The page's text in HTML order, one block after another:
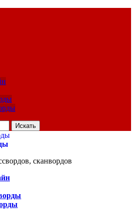
сканвордов